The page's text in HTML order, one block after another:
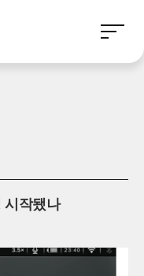
주
서
기
시작됐나